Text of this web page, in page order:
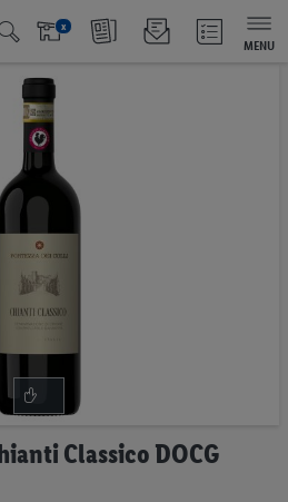
x
MENU
Classico DOCG